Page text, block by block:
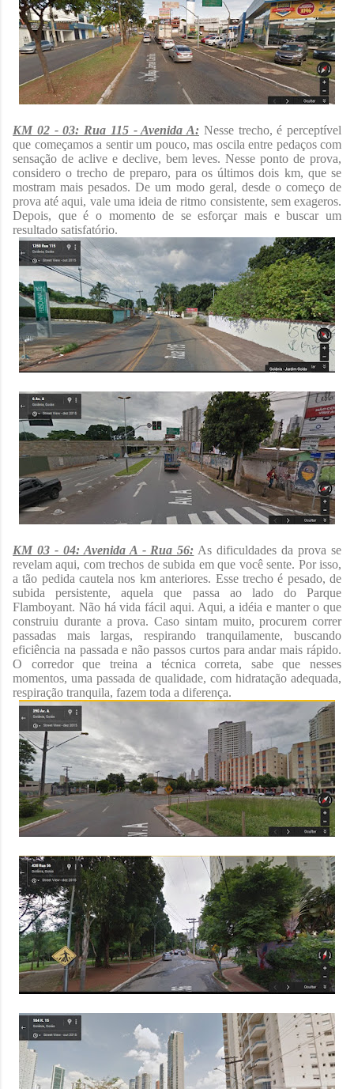
KM 02 - 03: Rua 115 - Avenida A: Nesse trecho, é perceptível
que começamos a sentir um pouco, mas oscila entre pedaços com
sensação de aclive e declive, bem leves. Nesse ponto de prova,
considero o trecho de preparo, para os últimos dois km, que se
mostram mais pesados. De um modo geral, desde o começo de
prova até aqui, vale uma ideia de ritmo consistente, sem exageros.
Depois, que é o momento de se esforçar mais e buscar um
resultado satisfatório.
KM 03 - 04: Avenida A - Rua 56: As dificuldades da prova se
revelam aqui, com trechos de subida em que você sente. Por isso,
a tão pedida cautela nos km anteriores. Esse trecho é pesado, de
subida persistente, aquela que passa ao lado do Parque
Flamboyant. Não há vida fácil aqui. Aqui, a idéia e manter o que
construiu durante a prova. Caso sintam muito, procurem correr
passadas mais largas, respirando tranquilamente, buscando
eficiência na passada e não passos curtos para andar mais rápido.
O corredor que treina a técnica correta, sabe que nesses
momentos, uma passada de qualidade, com hidratação adequada,
respiração tranquila, fazem toda a diferença.